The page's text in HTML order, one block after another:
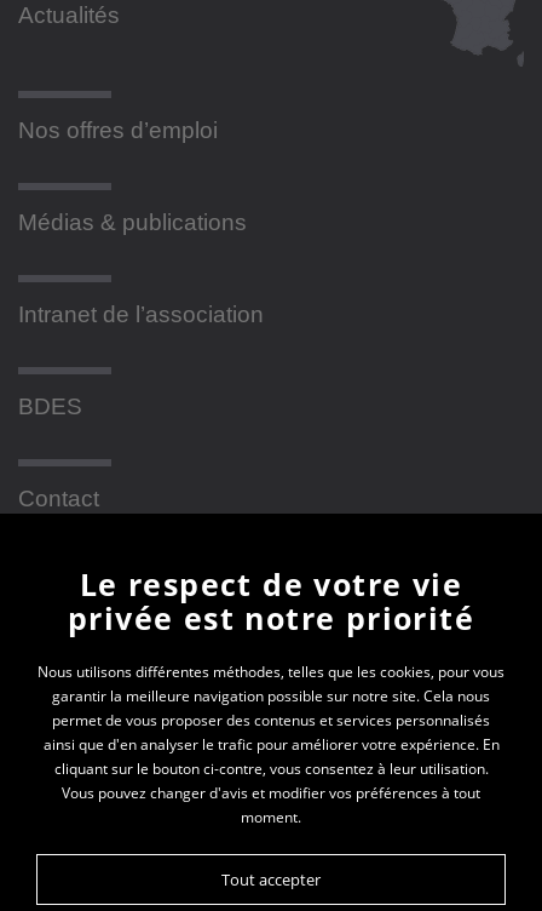
Actualités
Nos offres d’emploi
Médias & publications
Intranet de l’association
BDES
Contact
Newsletter
En vous inscrivant à la newsletter, vous recevrez
toutes les actualités des PEP 69
Votre e-mail*
Le respect de votre vie
privée est notre priorité
Nous utilisons différentes méthodes, telles que les cookies, pour vous
garantir la meilleure navigation possible sur notre site. Cela nous
permet de vous proposer des contenus et services personnalisés
ainsi que d'en analyser le trafic pour améliorer votre expérience. En
cliquant sur le bouton ci-contre, vous consentez à leur utilisation.
Vous pouvez changer d'avis et modifier vos préférences à tout
moment.
Tout accepter